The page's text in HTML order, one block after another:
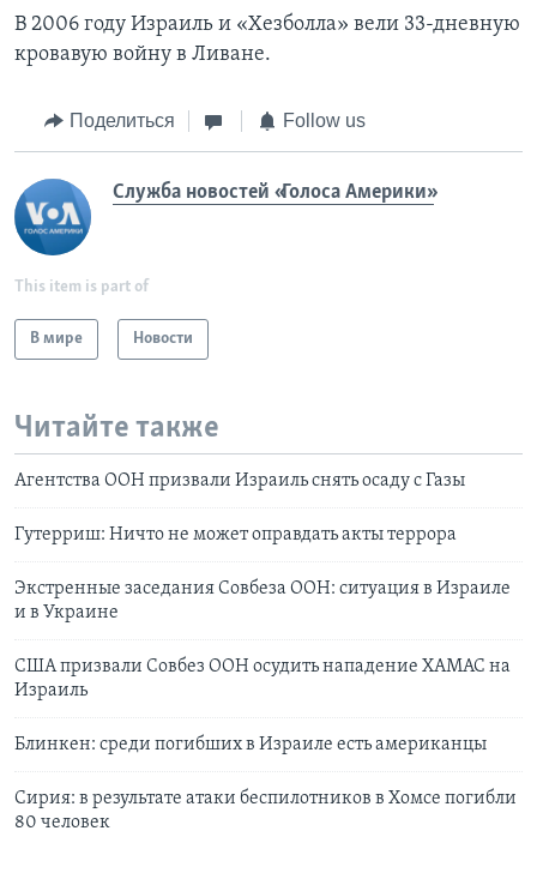
В 2006 году Израиль и «Хезболла» вели 33-дневную
кровавую войну в Ливане.
Поделиться Follow us
Служба новостей «Голоса Америки»
This item is part of
В мире Новости
Читайте также
Агентства ООН призвали Израиль снять осаду с Газы
Гутерриш: Ничто не может оправдать акты террора
Экстренные заседания Совбеза ООН: ситуация в Израиле
и в Украине
США призвали Совбез ООН осудить нападение ХАМАС на
Израиль
Блинкен: среди погибших в Израиле есть американцы
Сирия: в результате атаки беспилотников в Хомсе погибли
80 человек